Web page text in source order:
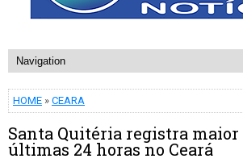
HOME » CEARA
Santa Quitéria registra maior
últimas 24 horas no Ceará